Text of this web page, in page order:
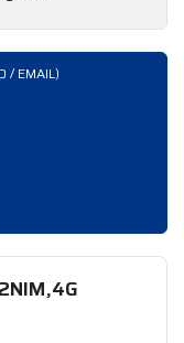
/ EMAIL)